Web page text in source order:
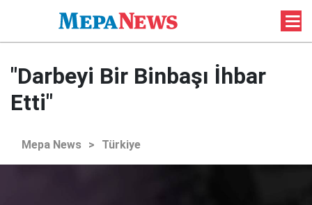
"Darbeyi Bir Binbaşı İhbar
Etti"
Mepa News > Türkiye